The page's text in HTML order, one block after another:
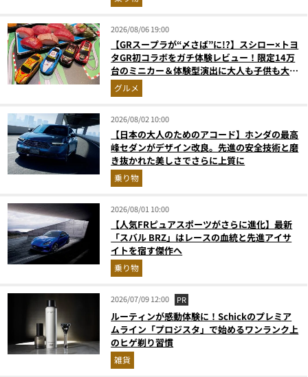
2026/08/06 19:00
【GRスープラが“〆さば”に!?】スシロー×トヨ
タGR初コラボをガチ体験レビュー！限定14万
台のミニカー＆体験型演出に大人も子供も大興
奮間違いなし
グルメ
2026/08/02 10:00
【日本の大人のためのアコード】ホンダの最高
峰セダンがデザイン改良。先進の安全技術と磨
き抜かれた美しさでさらに上質に
乗り物
2026/08/01 10:00
【人気FRピュアスポーツがさらに進化】最新
「スバル BRZ」はレースの血統と先進アイサ
イトを宿す傑作へ
乗り物
2026/07/09 12:00 PR
ルーティンが感動体験に！Schickのプレミア
ムライン「プロジスタ」で始めるワンランク上
のヒゲ剃り習慣
雑貨